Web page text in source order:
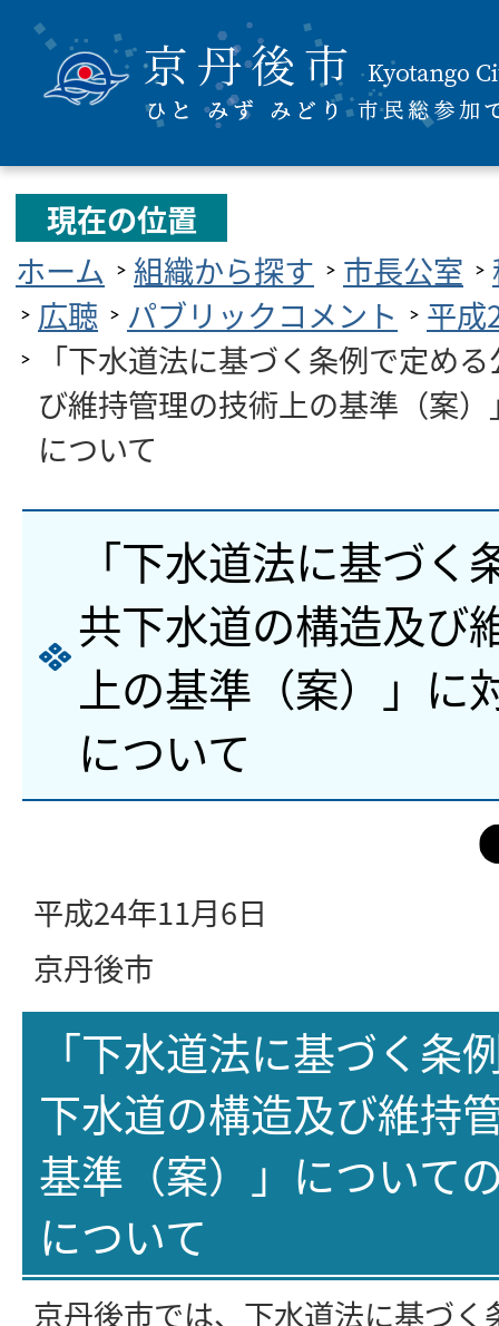
現在の位置
ホーム
組織から探す 市長公室
広聴
パブリックコメント
平成
「下水道法に基づく条例で定め
び維持管理の技術上の基準（案
について
「下水道法に基づ
共下水道の構造及び
上の基準（案）」に
について
平成24年11月6日
京丹後市
「下水道法に基づく条
下水道の構造及び維持
基準（案）」について
について
京丹後市では、下水道法に基づ